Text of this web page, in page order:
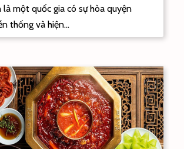
là một quốc gia có sự hòa quyện
thống và hiện...